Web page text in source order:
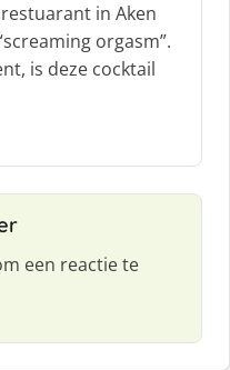
in Aken
orgasm”.
is deze cocktail
een reactie te